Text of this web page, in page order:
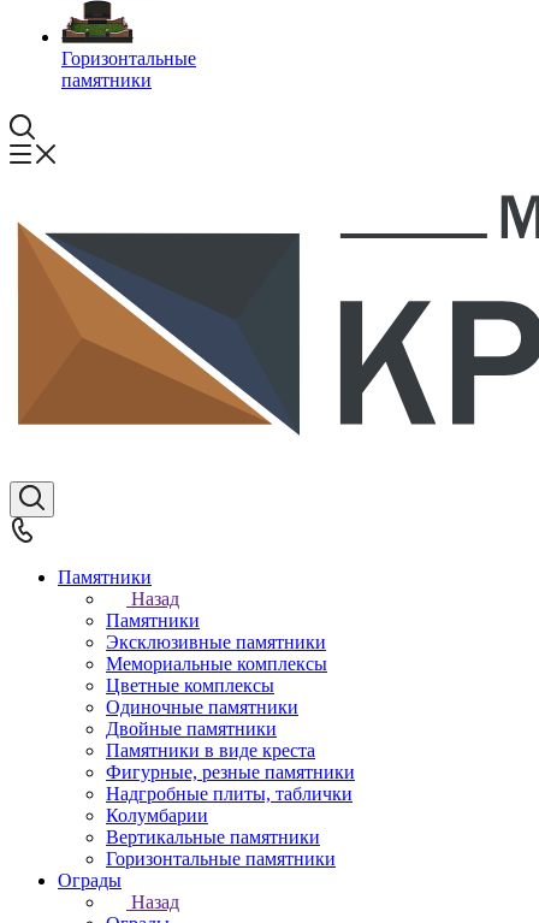
Горизонтальные
памятники
Памятники
Назад
Памятники
Эксклюзивные памятники
Мемориальные комплексы
Цветные комплексы
Одиночные памятники
Двойные памятники
Памятники в виде креста
Фигурные, резные памятники
Надгробные плиты, таблички
Колумбарии
Вертикальные памятники
Горизонтальные памятники
Ограды
Назад